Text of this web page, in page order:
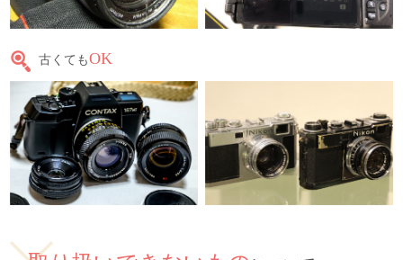
古くてもOK